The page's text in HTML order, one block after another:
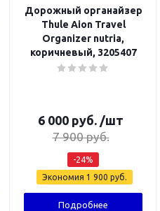
Дорожный органайзер
Thule Aion Travel
Organizer nutria,
коричневый, 3205407
6 000 руб. /шт
7 900руб.
-24%
Экономия 1 900 руб.
Подробнее